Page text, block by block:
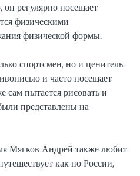
он регулярно посещает
физическими
физической формы.
спортсмен, но и ценитель
и часто посещает
сам пытается рисовать и
представлены на
Мягков Андрей также любит
как по России,